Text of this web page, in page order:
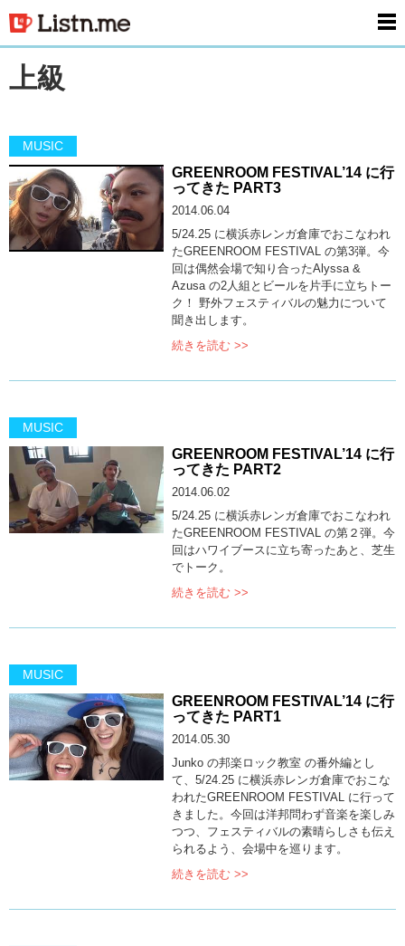
上級
MUSIC
GREENROOM FESTIVAL’14 に行
ってきた PART3
2014.06.04
5/24.25 に横浜赤レンガ倉庫でおこなわれ
たGREENROOM FESTIVAL の第3弾。今
回は偶然会場で知り合ったAlyssa &
Azusa の2人組とビールを片手に立ちトー
ク！ 野外フェスティバルの魅力について
聞き出します。
続きを読む >>
MUSIC
GREENROOM FESTIVAL’14 に行
ってきた PART2
2014.06.02
5/24.25 に横浜赤レンガ倉庫でおこなわれ
たGREENROOM FESTIVAL の第２弾。今
回はハワイブースに立ち寄ったあと、芝生
でトーク。
続きを読む >>
MUSIC
GREENROOM FESTIVAL’14 に行
ってきた PART1
2014.05.30
Junko の邦楽ロック教室 の番外編とし
て、5/24.25 に横浜赤レンガ倉庫でおこな
われたGREENROOM FESTIVAL に行って
きました。今回は洋邦問わず音楽を楽しみ
つつ、フェスティバルの素晴らしさも伝え
られるよう、会場中を巡ります。
続きを読む >>